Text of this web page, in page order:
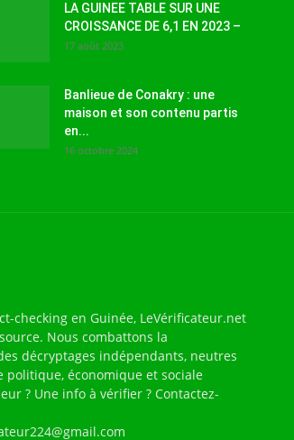
LA GUINEE TABLE SUR UNE
CROISSANCE DE 6,1 EN 2023 –
17 août 2023
Banlieue de Conakry : une
maison et son contenu partis
en...
16 octobre 2024
checking en Guinée, LeVérificateur.net
Nous combattons la
décryptages indépendants, neutres
politique, économique et sociale
? Une info à vérifier ? Contactez-